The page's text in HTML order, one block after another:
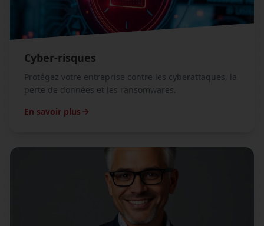
Cyber-risques
Protégez votre entreprise contre les cyberattaques, la
perte de données et les ransomwares.
En savoir plus